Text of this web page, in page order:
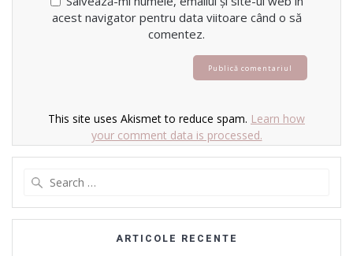
acest navigator pentru data viitoare când o să
comentez.
This site uses Akismet to reduce spam. Learn how
your comment data is processed.
ARTICOLE RECENTE